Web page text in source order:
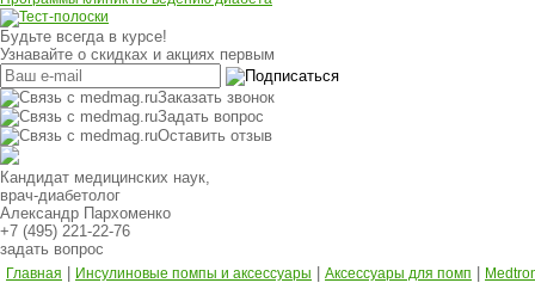
Будьте всегда в курсе!
Узнавайте о скидках и акциях первым
Заказать звонок
Задать вопрос
Оставить отзыв
Кандидат медицинских наук,
врач-диабетолог
Александр Пархоменко
+7 (495) 221-22-76
задать вопрос
Главная Инсулиновые помпы и аксессуары Аксессуары для помп